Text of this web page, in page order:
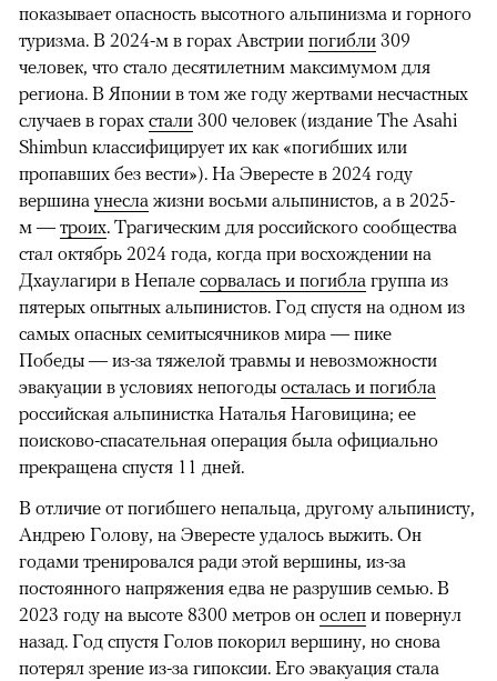
показывает опасность высотного альпинизма и горного
туризма. В 2024-м в горах Австрии погибли 309
человек, что стало десятилетним максимумом для
региона. В Японии в том же году жертвами несчастных
случаев в горах стали 300 человек (издание The Asahi
Shimbun классифицирует их как «погибших или
пропавших без вести»). На Эвересте в 2024 году
вершина унесла жизни восьми альпинистов, а в 2025-
м — троих. Трагическим для российского сообщества
стал октябрь 2024 года, когда при восхождении на
Дхаулагири в Непале сорвалась и погибла группа из
пятерых опытных альпинистов. Год спустя на одном из
самых опасных семитысячников мира — пике
Победы — из-за тяжелой травмы и невозможности
эвакуации в условиях непогоды осталась и погибла
российская альпинистка Наталья Наговицина; ее
поисково-спасательная операция была официально
прекращена спустя 11 дней.
В отличие от погибшего непальца, другому альпинисту,
Андрею Голову, на Эвересте удалось выжить. Он
годами тренировался ради этой вершины, из-за
постоянного напряжения едва не разрушив семью. В
2023 году на высоте 8300 метров он ослеп и повернул
назад. Год спустя Голов покорил вершину, но снова
потерял зрение из-за гипоксии. Его эвакуация стала